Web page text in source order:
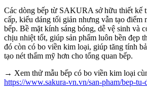
Các dòng bếp từ SAKURA sở hữu thiết kế
cấp, kiểu dáng tối giản nhưng vẫn tạo điểm
bếp. Bề mặt kính sáng bóng, dễ vệ sinh và
chịu nhiệt tốt, giúp sản phẩm luôn bền đẹp
đó còn có bo viền kim loại, giúp tăng tính
tạo nét thẩm mỹ hơn cho tổng quan bếp.
→ Xem thử mẫu bếp có bo viền kim loại
https://www.sakura-vn.vn/san-pham/bep-tu-